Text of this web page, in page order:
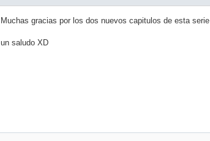
Muchas gracias por los dos nuevos capitulos de esta serie
un saludo XD